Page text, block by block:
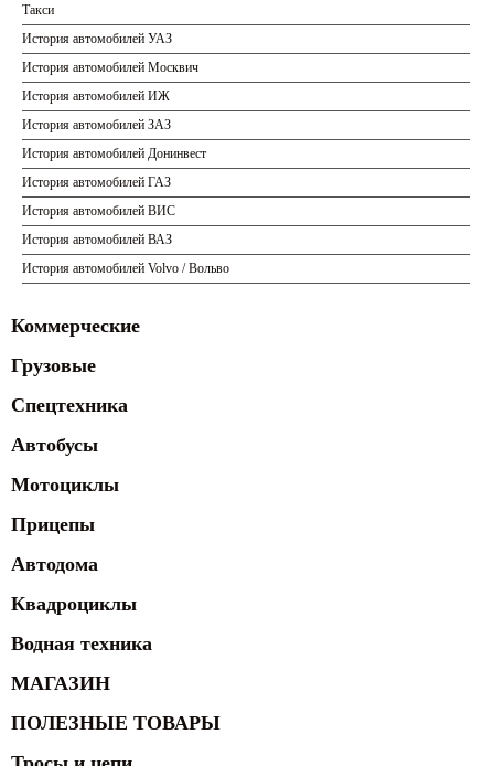
Такси
История автомобилей УАЗ
История автомобилей Москвич
История автомобилей ИЖ
История автомобилей ЗАЗ
История автомобилей Донинвест
История автомобилей ГАЗ
История автомобилей ВИС
История автомобилей ВАЗ
История автомобилей Volvo / Вольво
Коммерческие
Грузовые
Спецтехника
Автобусы
Мотоциклы
Прицепы
Автодома
Квадроциклы
Водная техника
МАГАЗИН
ПОЛЕЗНЫЕ ТОВАРЫ